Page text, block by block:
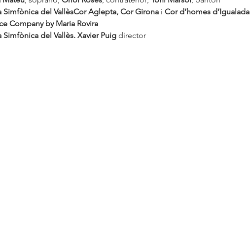
Simfònica del VallèsCor Aglepta, Cor Girona i Cor d’homes d’Igualada
Company by Maria Rovira
Simfònica del Vallès. Xavier Puig director